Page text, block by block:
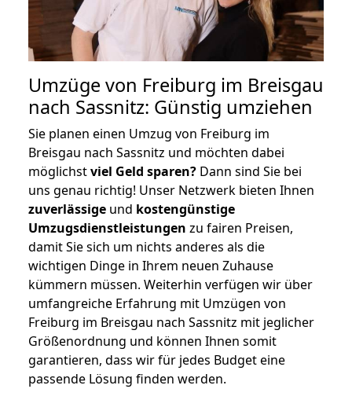
Umzüge von Freiburg im Breisgau
nach Sassnitz: Günstig umziehen
Sie planen einen Umzug von Freiburg im
Breisgau nach Sassnitz und möchten dabei
möglichstviel Geld sparen? Dann sind Sie bei
uns genau richtig! Unser Netzwerk bieten Ihnen
zuverlässige und kostengünstige
Umzugsdienstleistungen zu fairen Preisen,
damit Sie sich um nichts anderes als die
wichtigen Dinge in Ihrem neuen Zuhause
kümmern müssen. Weiterhin verfügen wir über
umfangreiche Erfahrung mit Umzügen von
Freiburg im Breisgau nach Sassnitz mit jeglicher
Größenordnung und können Ihnen somit
garantieren, dass wir für jedes Budget eine
passende Lösung finden werden.